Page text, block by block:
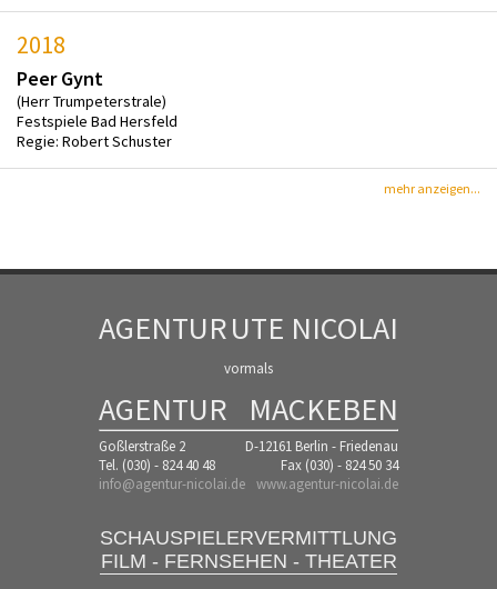
2018
Peer Gynt
(Herr Trumpeterstrale)
Festspiele Bad Hersfeld
Regie: Robert Schuster
mehr anzeigen...
AGENTURUTE NICOLAI
vormals
AGENTUR MACKEBEN
Goßlerstraße 2
D-12161 Berlin - Friedenau
Tel. (030) - 824 40 48
Fax (030) - 824 50 34
info@agentur-nicolai.de www.agentur-nicolai.de
SCHAUSPIELERVERMITTLUNG
FILM - FERNSEHEN - THEATER